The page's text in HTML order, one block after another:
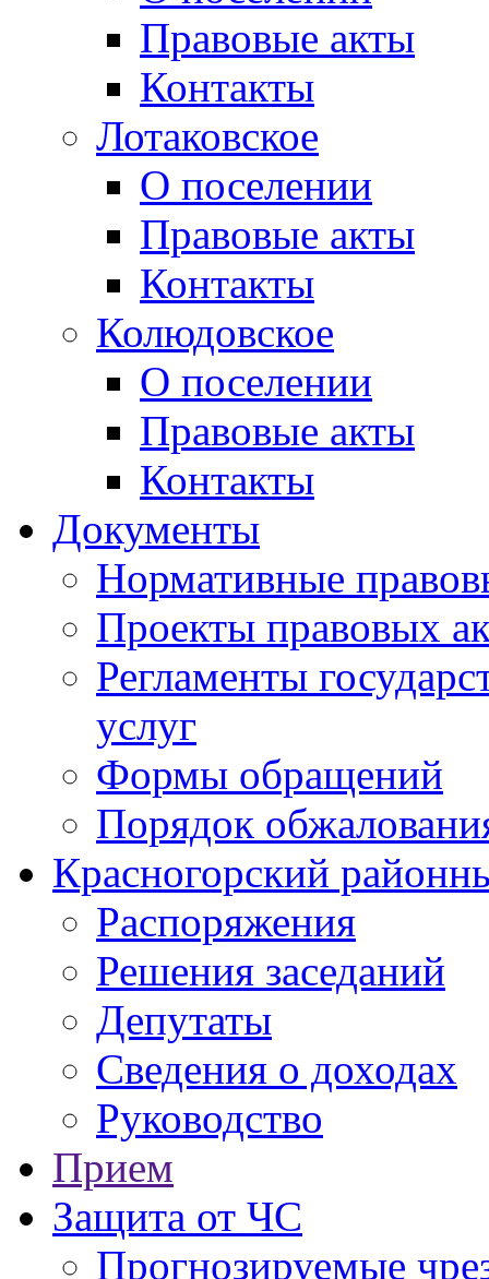
Правовые акты
Контакты
Лотаковское
О поселении
Правовые акты
Контакты
Колюдовское
О поселении
Правовые акты
Контакты
Документы
Нормативные
Проекты правовых
Регламенты
услуг
Формы обращений
Порядок
Красногорский
Распоряжения
Решения заседаний
Депутаты
Сведения о доходах
Руководство
Прием
Защита от ЧС
Прогнозируемые